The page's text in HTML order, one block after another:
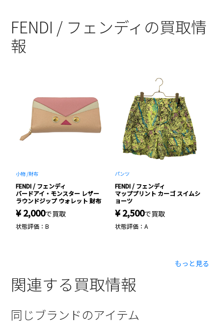
FENDI / フェンディの買取情
報
小物 /財布
FENDI / フェンディ
バードアイ・モンスター レザー
ラウンドジップ ウォレット 財布
¥ 2,000で買取
状態評価：B
パンツ
FENDI / フェンディ
マッププリント カーゴ スイムシ
ョーツ
¥ 2,500で買取
状態評価：A
もっと見る
関連する買取情報
同じブランドのアイテム